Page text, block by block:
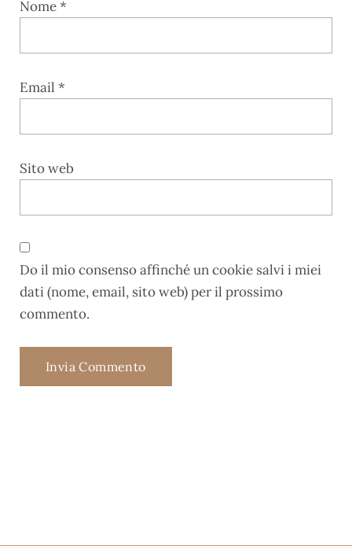
Nome*
Email *
Sito web
Do il mio consenso affinché un cookie salvi i miei
dati (nome, email, sito web) per il prossimo
commento.